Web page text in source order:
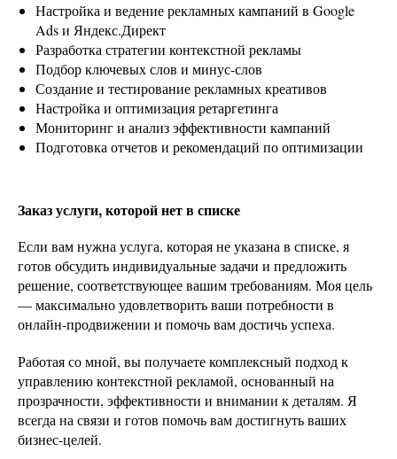
Настройка и ведение рекламных кампаний в Google
Ads и Яндекс.Директ
Разработка стратегии контекстной рекламы
Подбор ключевых слов и минус-слов
Создание и тестирование рекламных креативов
Настройка и оптимизация ретаргетинга
Мониторинг и анализ эффективности кампаний
Подготовка отчетов и рекомендаций по оптимизации
Заказ услуги, которой нет в списке
Если вам нужна услуга, которая не указана в списке, я
готов обсудить индивидуальные задачи и предложить
решение, соответствующее вашим требованиям. Моя цель
— максимально удовлетворить ваши потребности в
онлайн-продвижении и помочь вам достичь успеха.
Работая со мной, вы получаете комплексный подход к
управлению контекстной рекламой, основанный на
прозрачности, эффективности и внимании к деталям. Я
всегда на связи и готов помочь вам достигнуть ваших
бизнес-целей.